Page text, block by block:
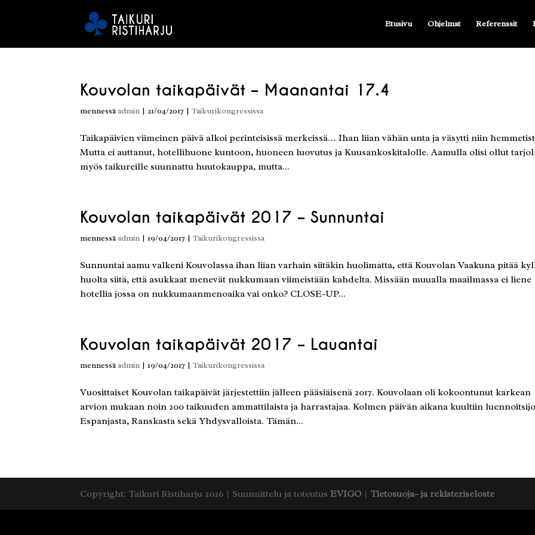
Etusivu Ohjelmat Referenssit
Kouvolan taikapäivät – Maanantai 17.4
mennessäadmin | 21/04/2017 |Taikurikongressissa
Taikapäivien viimeinen päivä alkoi perinteisissä merkeissä… Ihan liian vähän unta ja väsytti niin
Mutta ei auttanut, hotellihuone kuntoon, huoneen luovutus ja Kuusankoskitalolle. Aamulla olisi ollut
myös taikureille suunnattu huutokauppa, mutta...
Kouvolan taikapäivät 2017 – Sunnuntai
mennessäadmin |19/04/2017 |Taikurikongressissa
Sunnuntai aamu valkeni Kouvolassa ihan liian varhain siitäkin huolimatta, että Kouvolan Vaakuna pitää
huolta siitä, että asukkaat menevät nukkumaan viimeistään kahdelta. Missään muualla maailmassa ei liene
hotellia jossa on nukkumaanmenoaika vai onko? CLOSE-UP...
Kouvolan taikapäivät 2017 – Lauantai
mennessäadmin |19/04/2017 |Taikurikongressissa
Vuosittaiset Kouvolan taikapäivät järjestettiin jälleen pääsiäisenä 2017. Kouvolaan oli kokoontunut karkean
arvion mukaan noin 200 taikuuden ammattilaista ja harrastajaa. Kolmen päivän aikana kuultiin
Espanjasta, Ranskasta sekä Yhdysvalloista. Tämän...
Copyright: Taikuri Ristiharju 2026 | Suunnittelu ja toteutusEVIGO | Tietosuoja- ja rekisteriseloste